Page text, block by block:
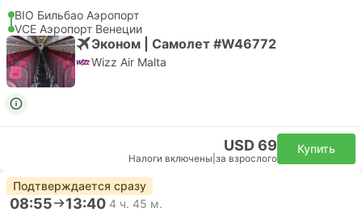
BIO Бильбао Аэропорт
VCE Аэропорт Венеции
Эконом | Самолет #W46772
Wizz Air Malta
USD 69
Налоги включены за взрослого
Купить
Подтверждается сразу
08:55 13:40 4 ч. 45 м.